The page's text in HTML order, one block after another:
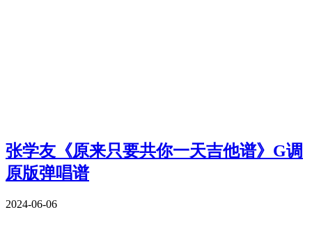
张学友《原来只要共你一天吉他谱》G调
原版弹唱谱
2024-06-06